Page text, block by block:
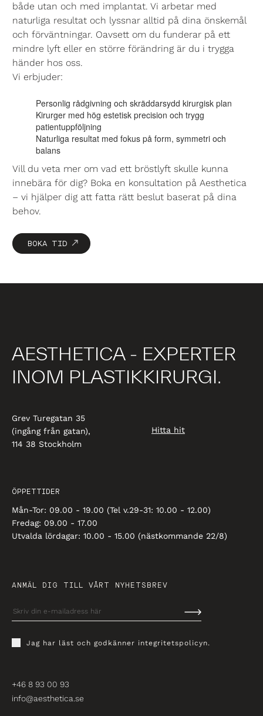
både utan och med implantat. Vi arbetar med
naturliga resultat och lyssnar alltid på dina önskemål
och förväntningar. Oavsett om du funderar på ett
mindre lyft eller en större förändring är du i trygga
händer hos oss.
Vi erbjuder:
Personlig rådgivning och skräddarsydd kirurgisk plan
Kirurger med hög estetisk precision och trygg
patientuppföljning
Naturliga resultat med fokus på form, symmetri och
balans
Vill du veta mer om vad ett bröstlyft skulle kunna
innebära för dig? Boka en konsultation på Aesthetica
– vi hjälper dig att fatta rätt beslut baserat på dina
behov.
BOKA TID
AESTHETICA - EXPERTER
INOM PLASTIKKIRURGI.
Grev Turegatan 35
(ingång från gatan),
114 38 Stockholm
Hitta hit
ÖPPETTIDER
Mån-Tor: 09.00 - 19.00 (Tel v.29-31: 10.00 - 12.00)
Fredag: 09.00 - 17.00
Utvalda lördagar: 10.00 - 15.00 (nästkommande 22/8)
ANMÄL DIG TILL VÅRT NYHETSBREV
Jag har läst och godkänner integritetspolicyn.
+46 8 93 00 93
info@aesthetica.se